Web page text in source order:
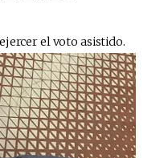
el voto asistido.